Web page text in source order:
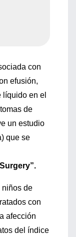
con
efusión,
en el
de
un estudio
que se
niños de
con
afección
del índice